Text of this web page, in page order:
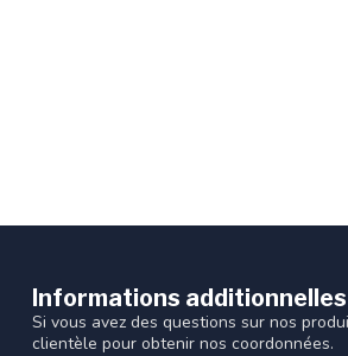
Informations additionnelles
Si vous avez des questions sur nos
clientèle pour obtenir nos coordonnées.